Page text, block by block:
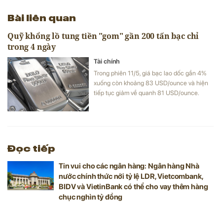
Bài liên quan
Quỹ khổng lồ tung tiền "gom" gần 200 tấn bạc chỉ
trong 4 ngày
Tài chính
Trong phiên 11/5, giá bạc lao dốc gần 4%
xuống còn khoảng 83 USD/ounce và hiện
tiếp tục giảm về quanh 81 USD/ounce.
Đọc tiếp
Tin vui cho các ngân hàng: Ngân hàng Nhà
nước chính thức nới tỷ lệ LDR, Vietcombank,
BIDV và VietinBank có thể cho vay thêm hàng
chục nghìn tỷ đồng